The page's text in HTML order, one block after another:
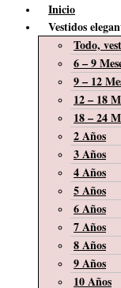
Inicio
Vestidos
Todo,
6 – 9
9 – 12
12 – 18
18 – 24
2 Años
3 Años
4 Años
5 Años
6 Años
7 Años
8 Años
9 Años
10 Años